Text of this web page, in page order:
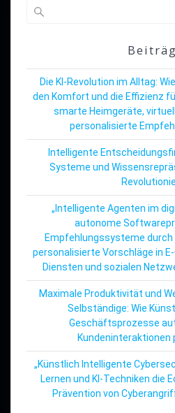
Die KI-Revolution im Alltag:
den Komfort und die Effizienz
smarte Heimgeräte,
personalisierte
Intelligente
Systeme und
„Intelligente Agenten im
autonome
Empfehlungssysteme
personalisierte Vorschläge in
Diensten und sozialen
Maximale Produktivität und
Selbständige: Wie
Geschäftsprozesse
Kundeninteraktionen
„Künstlich Intelligente
Lernen und KI-Techniken die
Prävention von